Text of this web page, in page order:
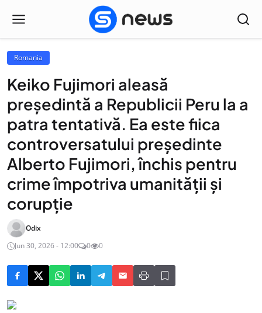
Romania
Keiko Fujimori aleasă
președintă a Republicii Peru la a
patra tentativă. Ea este fiica
controversatului președinte
Alberto Fujimori, închis pentru
crime împotriva umanității și
corupție
Odix
Jun 30, 2026 - 12:00
0 0